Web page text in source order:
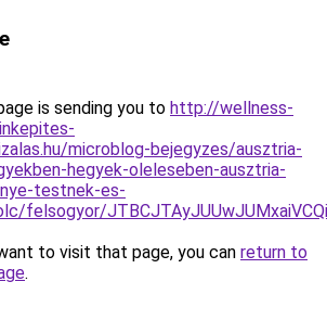
is sending you to http://wellness-
microblog-bejegyzes/ausztria-
hegyek-oleleseben-ausztria-
testnek-es-
felsogyor/
to visit that page, you can return to
.